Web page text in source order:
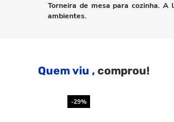
Torneira de mesa para cozinha.
ambientes.
Quem viu ,comprou!
-29%